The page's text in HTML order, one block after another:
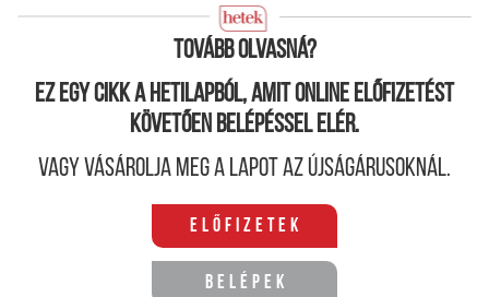
örökségként nehezedett a román társadalomra.
Tovább olvasná?
Ez egy cikk a hetilapból, amit online előfizetést
követően belépéssel elér.
Vagy vásárolja meg a lapot az újságárusoknál.
Előfizetek
Belépek